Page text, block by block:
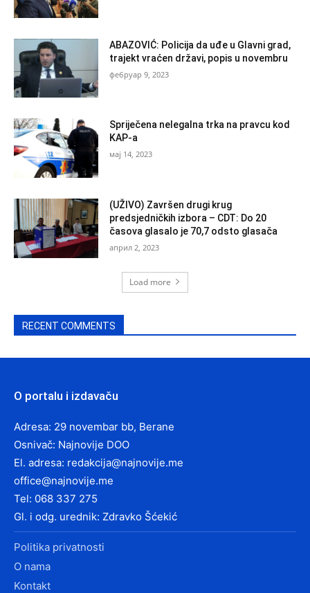
ABAZOVIĆ: Policija da uđe u Glavni grad,
trajekt vraćen državi, popis u novembru
фебруар 9, 2023
Spriječena nelegalna trka na pravcu kod
KAP-a
мај 14, 2023
(UŽIVO) Završen drugi krug
predsjedničkih izbora – CDT: Do 20
časova glasalo je 70,7 odsto glasača
април 2, 2023
Load more
RECENT COMMENTS
O portalu i izdavaču
Adresa: 29 novembar bb, Berane
Osnivač: Najnovije DOO
El. adresa: redakcija@najnovije.me
office@najnovije.me
Tel: 068 337 275
Gl. i odg. urednik: Zdravko Šćekić
Politika privatnosti
O nama
Kontakt